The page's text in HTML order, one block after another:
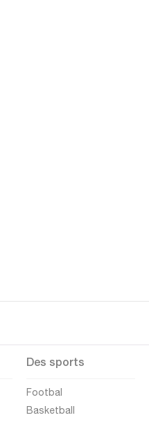
Des sports
Footbal
Basketball